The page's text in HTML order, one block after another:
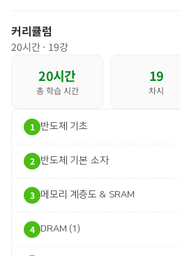
커리큘럼
20시간 · 19강
20시간
총 학습 시간
19
차시
1 반도체 기초
2 반도체 기본 소자
3 메모리 계층도 & SRAM
4 DRAM (1)